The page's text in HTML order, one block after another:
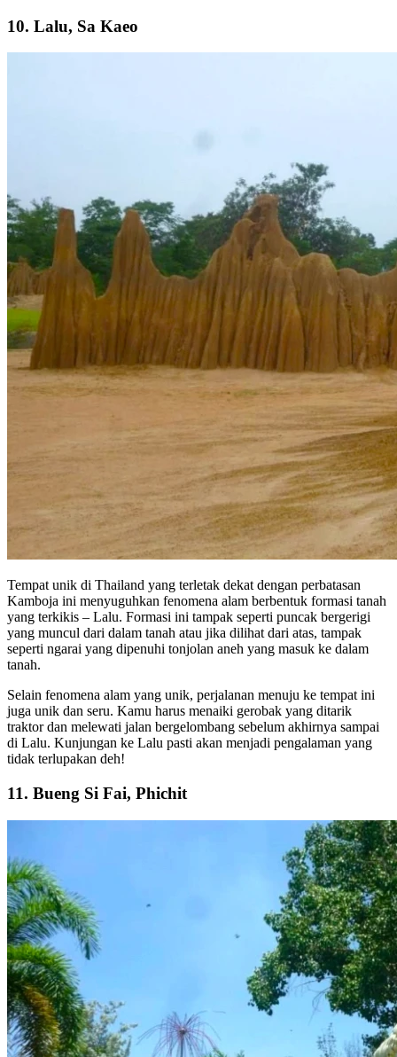
10. Lalu, Sa Kaeo
Tempat unik di Thailand yang terletak dekat dengan perbatasan
Kamboja ini menyuguhkan fenomena alam berbentuk formasi tanah
yang terkikis – Lalu. Formasi ini tampak seperti puncak bergerigi
yang muncul dari dalam tanah atau jika dilihat dari atas, tampak
seperti ngarai yang dipenuhi tonjolan aneh yang masuk ke dalam
tanah.
Selain fenomena alam yang unik, perjalanan menuju ke tempat ini
juga unik dan seru. Kamu harus menaiki gerobak yang ditarik
traktor dan melewati jalan bergelombang sebelum akhirnya sampai
di Lalu. Kunjungan ke Lalu pasti akan menjadi pengalaman yang
tidak terlupakan deh!
11. Bueng Si Fai, Phichit